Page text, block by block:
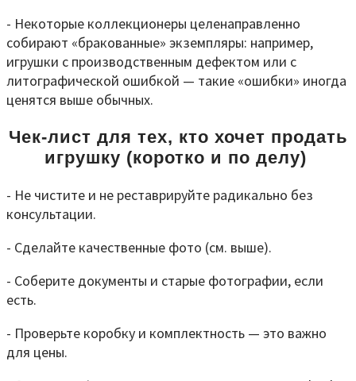
- Некоторые коллекционеры целенаправленно
собирают «бракованные» экземпляры: например,
игрушки с производственным дефектом или с
литографической ошибкой — такие «ошибки» иногда
ценятся выше обычных.
Чек‑лист для тех, кто хочет продать
игрушку (коротко и по делу)
- Не чистите и не реставрируйте радикально без
консультации.
- Сделайте качественные фото (см. выше).
- Соберите документы и старые фотографии, если
есть.
- Проверьте коробку и комплектность — это важно
для цены.